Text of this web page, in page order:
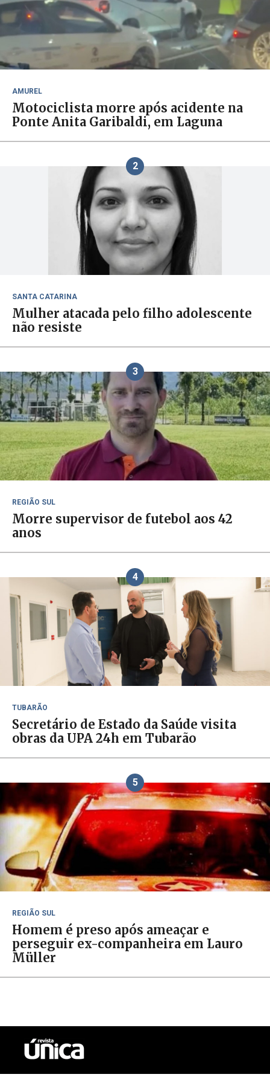
AMUREL
Motociclista morre após acidente na
Ponte Anita Garibaldi, em Laguna
2
SANTA CATARINA
Mulher atacada pelo filho adolescente
não resiste
3
REGIÃO SUL
Morre supervisor de futebol aos 42
anos
4
TUBARÃO
Secretário de Estado da Saúde visita
obras da UPA 24h em Tubarão
5
REGIÃO SUL
Homem é preso após ameaçar e
perseguir ex-companheira em Lauro
Müller